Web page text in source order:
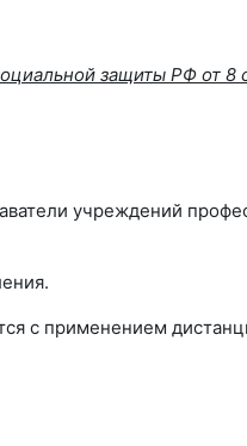
защиты РФ от 8
учреждений
с применением